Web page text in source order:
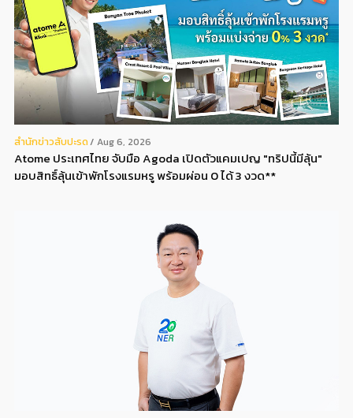
สํานักข่าวสับปะรด Aug 6, 2026
Atome ประเทศไทย จับมือ Agoda เปิดตัวแคมเปญ "ทริปนี้มีลุ้น"
มอบสิทธิ์ลุ้นเข้าพักโรงแรมหรู พร้อมผ่อน 0 ได้ 3 งวด**